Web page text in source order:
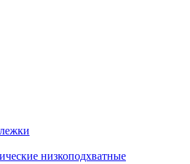
низкоподхватные